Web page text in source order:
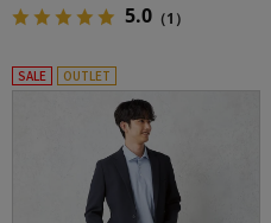
5.0 （1）
SALE OUTLET